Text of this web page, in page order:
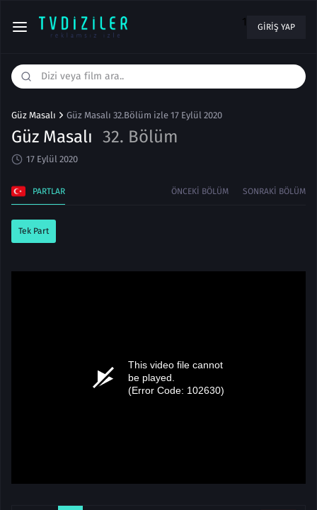
1 GIRIŞ YAP
Güz Masalı Güz Masalı 32.Bölüm izle 17 Eylül 2020
Güz Masalı 32. Bölüm
17 Eylül 2020
PARTLAR ÖNCEKI BÖLÜM SONRAKI BÖLÜM
Tek Part